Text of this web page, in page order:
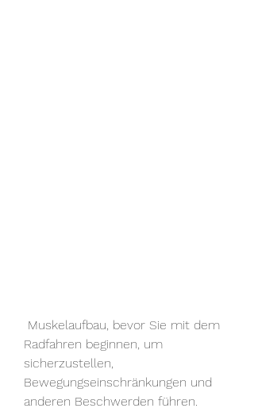
Radfahren beginnen, um
sicherzustellen,
Bewegungseinschränkungen und
anderen Beschwerden führen.